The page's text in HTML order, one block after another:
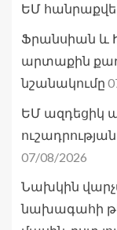
ԵՄ
Ֆրանսիան և
արտաքին
նշանակումը
ԵՄ ազդեցիկ
07/08/2026
Նախկին
նախագահի